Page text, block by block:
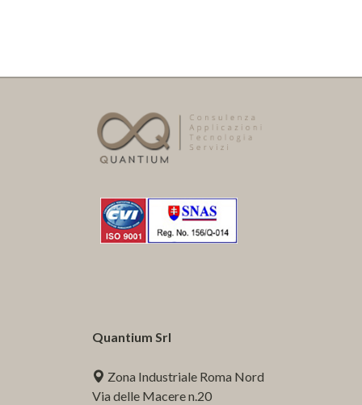
Quantium Srl
Zona Industriale Roma Nord
Via delle Macere n.20